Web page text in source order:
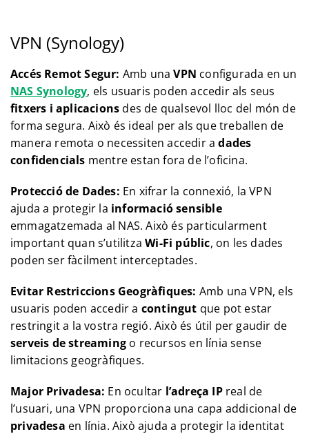
VPN (Synology)
Accés Remot Segur: Amb una VPN configurada en un
NAS Synology, els usuaris poden accedir als seus
fitxers i aplicacionsdes de qualsevol lloc del món de
forma segura. Això és ideal per als que treballen de
manera remota o necessiten accedir adades
confidencials mentre estan fora de l’oficina.
Protecció de Dades: En xifrar la connexió, la VPN
ajuda a protegir la informació sensible
emmagatzemada al NAS. Això és particularment
important quan s’utilitzaWi-Fi públic, on les dades
poden ser fàcilment interceptades.
Evitar Restriccions Geogràfiques: Amb una VPN, els
usuaris poden accedir a contingut que pot estar
restringit a la vostra regió. Això és útil per gaudir de
serveis de streaming o recursos en línia sense
limitacions geogràfiques.
Major Privadesa: En ocultar l’adreça IPreal de
l’usuari, una VPN proporciona una capa addicional de
privadesa en línia. Això ajuda a protegir la identitat